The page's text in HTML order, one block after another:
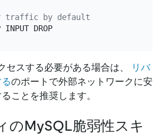
traffic by default
iptables -P INPUT DROP
セスする必要がある場合は、
リバ
のポートで外部ネットワークに安
ことを推奨します。
のMySQL脆弱性スキ